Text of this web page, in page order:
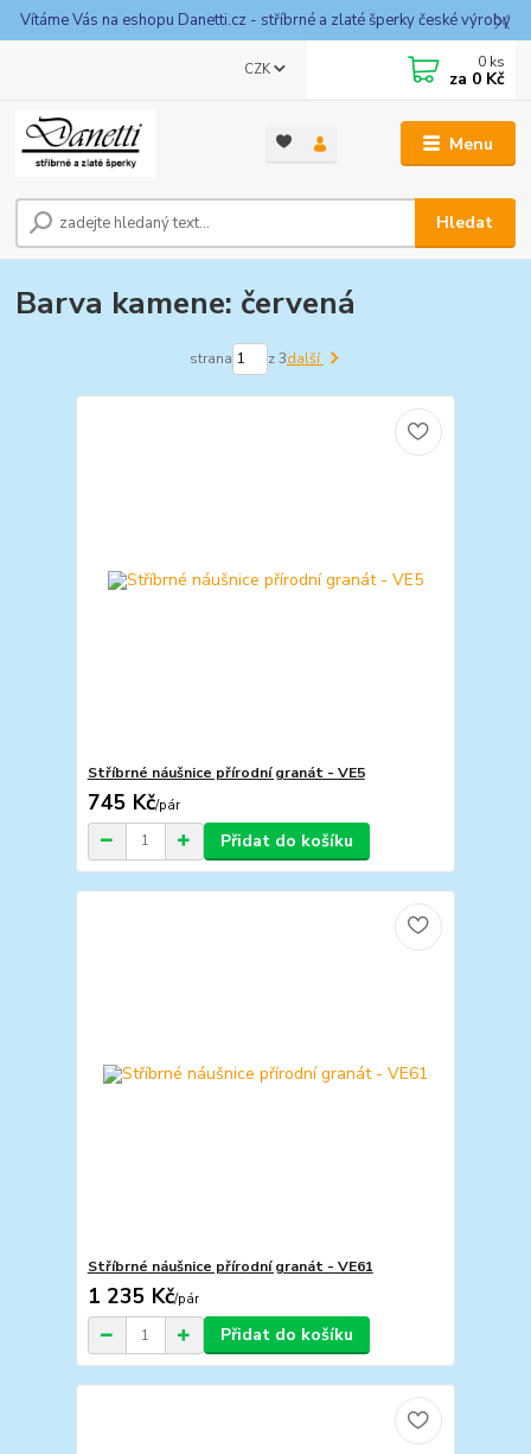
Vítáme Vás na eshopu Danetti.cz - stříbrné a zlaté šperky české výroby
Menu
CZK
Hledat
0 ks
za 0 Kč
Barva kamene: červená
strana z 3další
Stříbrné náušnice přírodní granát - VE5
745 Kč/pár
Přidat do košíku
Stříbrné náušnice přírodní granát - VE61
1 235 Kč/pár
Přidat do košíku